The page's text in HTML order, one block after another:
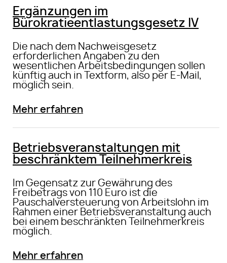
Ergänzungen im
Bürokratieentlastungsgesetz IV
Die nach dem Nachweisgesetz
erforderlichen Angaben zu den
wesentlichen Arbeitsbedingungen sollen
künftig auch in Textform, also per E-Mail,
möglich sein.
Mehr erfahren
Betriebsveranstaltungen mit
beschränktem Teilnehmerkreis
Im Gegensatz zur Gewährung des
Freibetrags von 110 Euro ist die
Pauschalversteuerung von Arbeitslohn im
Rahmen einer Betriebsveranstaltung auch
bei einem beschränkten Teilnehmerkreis
möglich.
Mehr erfahren